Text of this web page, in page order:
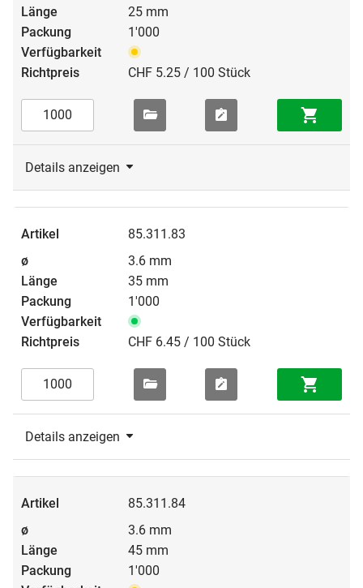
25 mm
1'000
CHF 5.25 / 100 Stück
Details anzeigen
85.311.83
3.6 mm
35 mm
1'000
CHF 6.45 / 100 Stück
Details anzeigen
85.311.84
3.6 mm
45 mm
1'000